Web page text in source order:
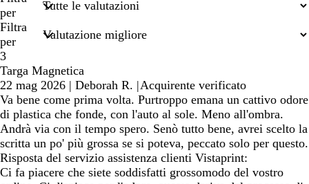
termini
di
ricerca
per
Filtra
per
3
Targa Magnetica
22 mag 2026 | Deborah R. |Acquirente verificato
Va bene come prima volta. Purtroppo emana un cattivo odore
di plastica che fonde, con l'auto al sole. Meno all'ombra.
Andrà via con il tempo spero. Senò tutto bene, avrei scelto la
scritta un po' più grossa se si poteva, peccato solo per questo.
Risposta del servizio assistenza clienti Vistaprint:
Ci fa piacere che siete soddisfatti grossomodo del vostro